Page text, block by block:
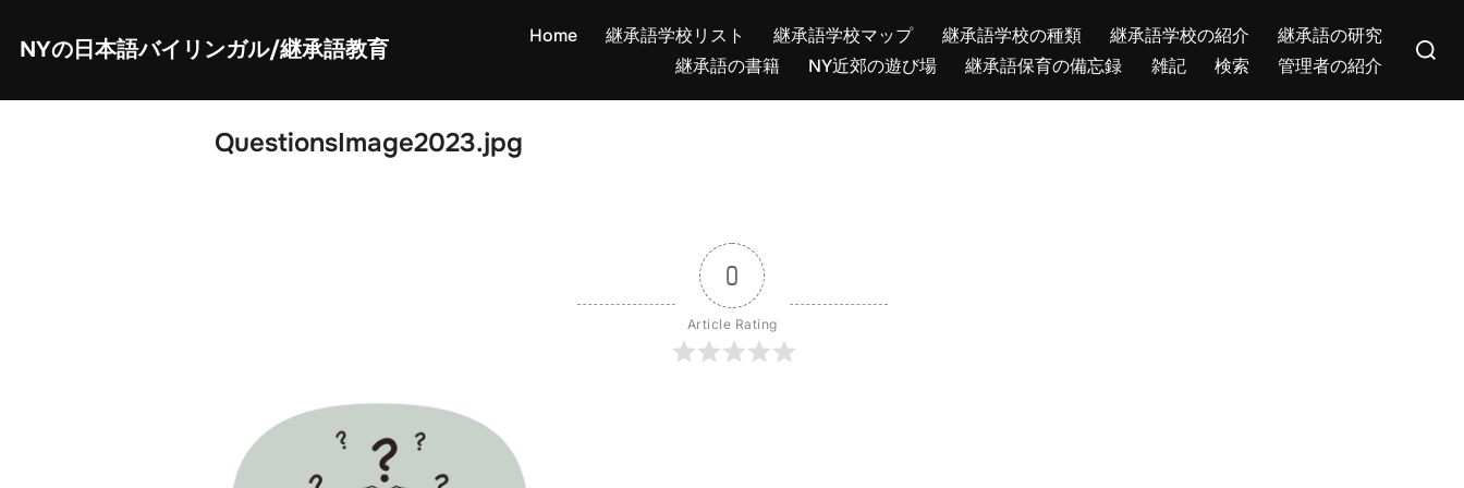
content
NYの日本語バイリンガル/継承語教育
Home 継承語学校リスト 継承語学校マップ 継承語学校の種類 継承語学校の紹介
継承語の研究
継承語の書籍
NY近郊の遊び場 継承語保育の備忘録 雑記 検索 管理者の紹介
for:
QuestionsImage2023.jpg
0
Article Rating